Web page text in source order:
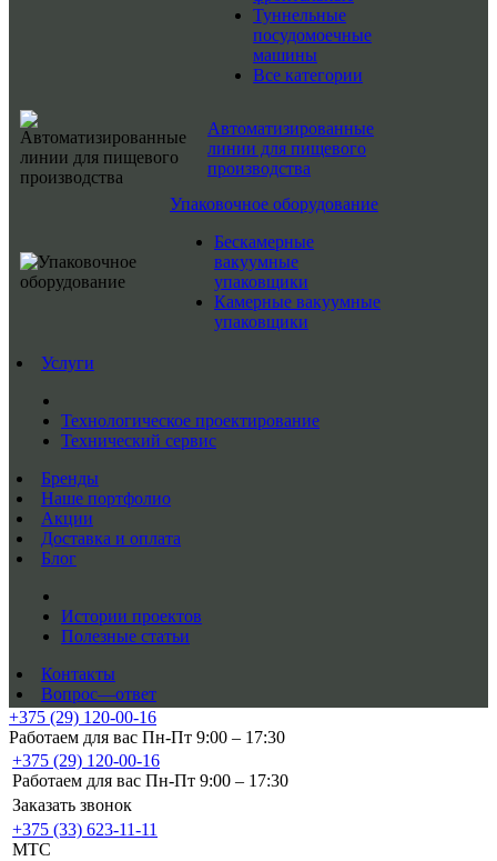
Туннельные
посудомоечные
машины
Все категории
Автоматизированные
линии для пищевого
производства
Упаковочное оборудование
Бескамерные
вакуумные
упаковщики
Камерные вакуумные
упаковщики
Услуги
Технологическое проектирование
Технический сервис
Бренды
Наше портфолио
Акции
Доставка и оплата
Блог
Истории проектов
Полезные статьи
Контакты
Вопрос—ответ
+375 (29) 120-00-16
Работаем для вас Пн-Пт 9:00 – 17:30
+375 (29) 120-00-16
Работаем для вас Пн-Пт 9:00 – 17:30
Заказать звонок
+375 (33) 623-11-11
MTC